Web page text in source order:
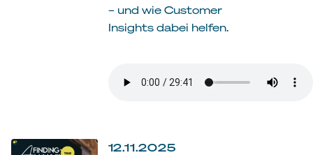
– und wie Customer
Insights dabei helfen.
12.11.2025